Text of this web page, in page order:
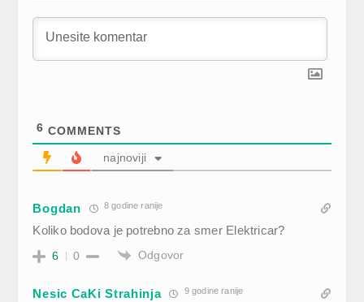
6 COMMENTS
najnoviji
Bogdan 8 godine ranije
Koliko bodova je potrebno za smer Elektricar?
6 0 Odgovor
Nesic CaKi Strahinja 9 godine ranije